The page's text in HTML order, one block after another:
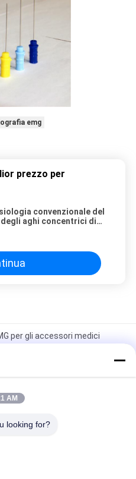
emg
prezzo per
convenzionale del
degli aghi concentrici di
per gli accessori medici
concentrico per la
EMG
di Repusi EMG con 6
AM
looking for?